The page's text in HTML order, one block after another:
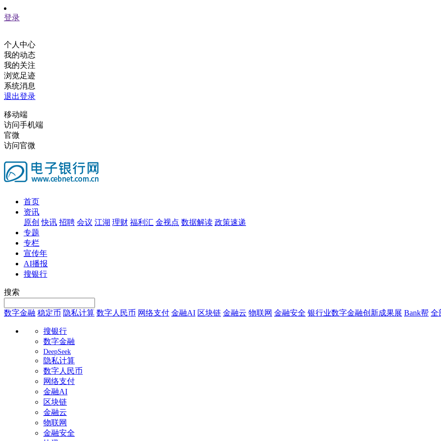
登录
个人中心
我的动态
我的关注
浏览足迹
系统消息
退出登录
移动端
访问手机端
官微
访问官微
首页
资讯
原创 快讯 招聘 会议 江湖 理财 福利汇 金视点 数据解读 政策速递
专题
专栏
宣传年
AI播报
搜银行
搜索
数字金融 稳定币 隐私计算 数字人民币 网络支付 金融AI 区块链 金融云 物联网 金融安全 银行业数字金融创新成果展 Bank帮 全
搜银行
数字金融
DeepSeek
隐私计算
数字人民币
网络支付
金融AI
区块链
金融云
物联网
金融安全